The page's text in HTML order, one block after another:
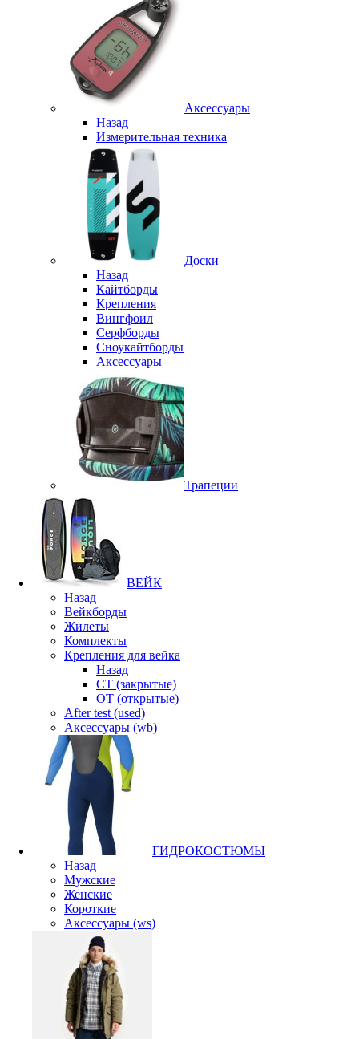
Аксессуары
Назад
Измерительная техника
Доски
Назад
Кайтборды
Крепления
Вингфоил
Серфборды
Сноукайтборды
Аксессуары
Трапеции
ВЕЙК
Назад
Вейкборды
Жилеты
Комплекты
Крепления для вейка
Назад
CT (закрытые)
OT (открытые)
After test (used)
Аксессуары (wb)
ГИДРОКОСТЮМЫ
Назад
Мужские
Женские
Короткие
Аксессуары (ws)